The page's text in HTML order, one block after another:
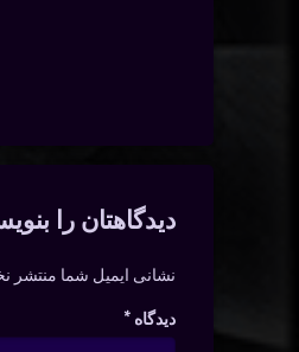
دیدگاه‌ها
دیدگاهتان را
نشانی ایمیل شما منتشر
دیدگاه *